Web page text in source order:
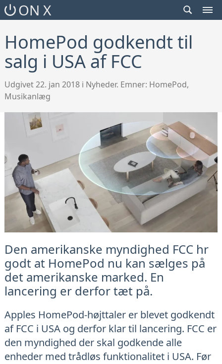
ON X
TOGGLE
HomePod godkendt til
salg i USA af FCC
Udgivet 22. jan 2018 i Nyheder. Emner: HomePod,
Musikanlæg
Den amerikanske myndighed FCC hr
godt at HomePod nu kan sælges på
det amerikanske marked. En
lancering er derfor tæt på.
Apples HomePod-højttaler er blevet godkendt
af FCC i USA og derfor klar til lancering. FCC er
den myndighed der skal godkende alle
enheder med trådløs funktionalitet i USA. Før